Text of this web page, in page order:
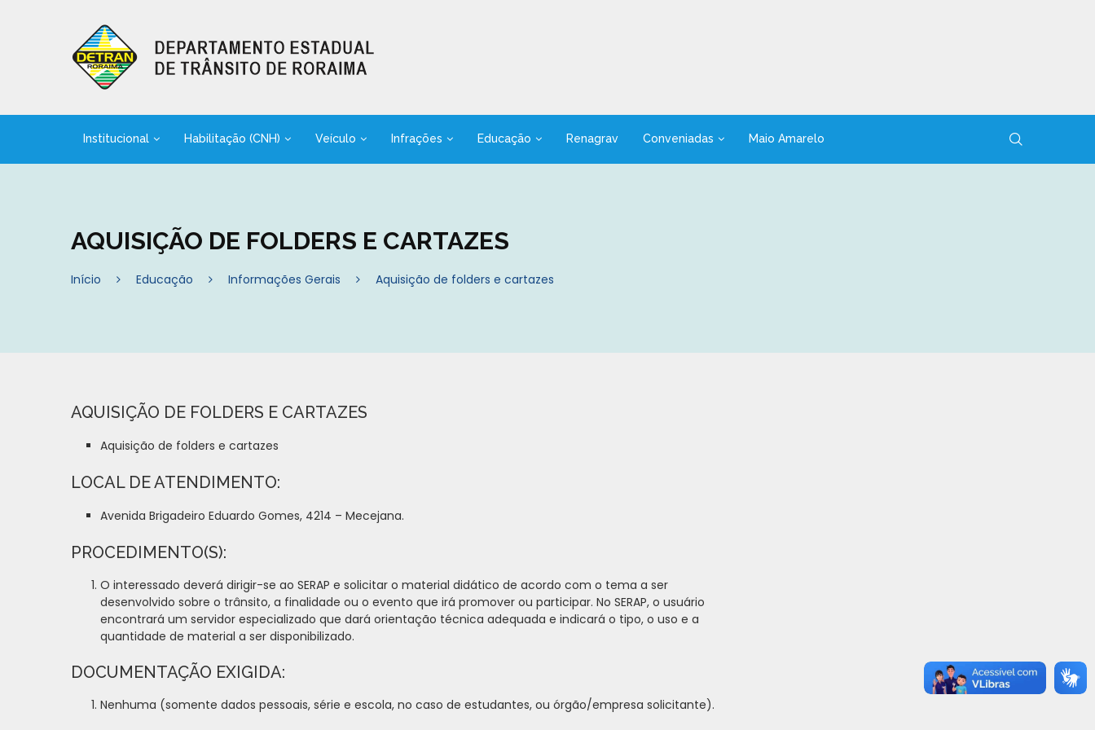
Institucional Habilitação (CNH) Veículo Infrações Educação Renagrav Conveniadas Maio Amarelo
AQUISIÇÃO DE FOLDERS E CARTAZES
Início Educação Informações Gerais Aquisição de folders e cartazes
AQUISIÇÃO DE FOLDERS E CARTAZES
Aquisição de folders e cartazes
LOCAL DE ATENDIMENTO:
Avenida Brigadeiro Eduardo Gomes, 4214 – Mecejana.
PROCEDIMENTO(S):
O interessado deverá dirigir-se ao SERAP e solicitar o material didático de acordo com o tema a ser
desenvolvido sobre o trânsito, a finalidade ou o evento que irá promover ou participar. No SERAP, o usuário
encontrará um servidor especializado que dará orientação técnica adequada e indicará o tipo, o uso e a
quantidade de material a ser disponibilizado.
DOCUMENTAÇÃO EXIGIDA:
Nenhuma (somente dados pessoais, série e escola, no caso de estudantes, ou órgão/empresa solicitante).